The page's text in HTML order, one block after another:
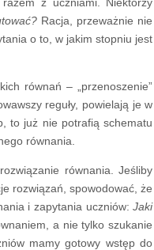
Racja, przeważnie nie
o to, w jakim stopniu jest
równań – „przenoszenie”
reguły, powielają je w
to już nie potrafią schematu
równania.
równania. Jeśliby
rozwiązań, spowodować, że
i zapytania uczniów:Jaki
a nie tylko szukanie
mamy gotowy wstęp do